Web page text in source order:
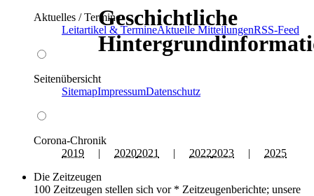
Aktuelles / Termine
Leitartikel & TermineAktuelle MitteilungenRSS-Feed
Seitenübersicht
SitemapImpressumDatenschutz
Corona-Chronik
2019 | 20202021 | 20222023 | 2025
Die Zeitzeugen
100 Zeitzeugen stellen sich vor * Zeitzeugenberichte; unsere
Geschichtliche